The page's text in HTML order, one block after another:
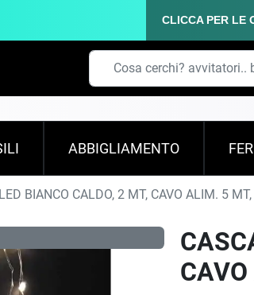
CLICCA PER LE
ABBIGLIAMENTO
BIANCO CALDO, 2 MT, CAVO ALIM. 5